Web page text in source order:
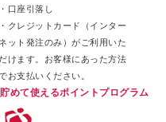
カッター
口座引落し
クレジットカード（インター
ット発注のみ）がご利用いた
けます。お客様にあった方法
お支払いください。
貯めて使えるポイントプログラム